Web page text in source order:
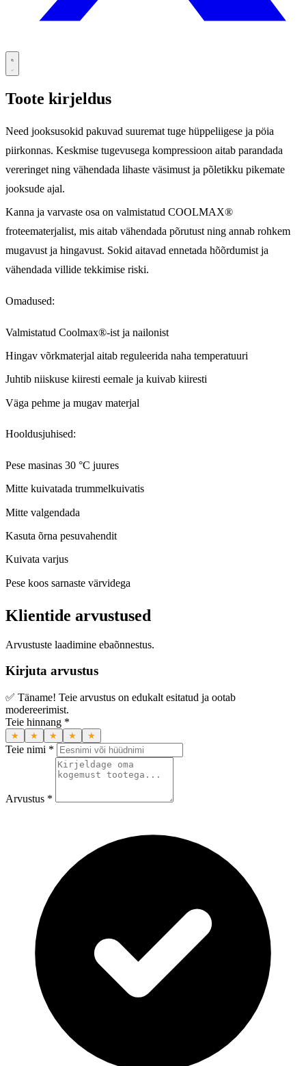
Toote kirjeldus
Need jooksusokid pakuvad suuremat tuge hüppeliigese ja pöia
piirkonnas. Keskmise tugevusega kompressioon aitab parandada
vereringet ning vähendada lihaste väsimust ja põletikku pikemate
jooksude ajal.
Kanna ja varvaste osa on valmistatud COOLMAX®
froteematerjalist, mis aitab vähendada põrutust ning annab rohkem
mugavust ja hingavust. Sokid aitavad ennetada hõõrdumist ja
vähendada villide tekkimise riski.
Omadused:
Valmistatud Coolmax®-ist ja nailonist
Hingav võrkmaterjal aitab reguleerida naha temperatuuri
Juhtib niiskuse kiiresti eemale ja kuivab kiiresti
Väga pehme ja mugav materjal
Hooldusjuhised:
Pese masinas 30 °C juures
Mitte kuivatada trummelkuivatis
Mitte valgendada
Kasuta õrna pesuvahendit
Kuivata varjus
Pese koos sarnaste värvidega
Klientide arvustused
Arvustuste laadimine ebaõnnestus.
Kirjuta arvustus
✅ Täname! Teie arvustus on edukalt esitatud ja ootab
modereerimist.
Teie hinnang *
★ ★ ★ ★ ★
Teie nimi *
Arvustus *